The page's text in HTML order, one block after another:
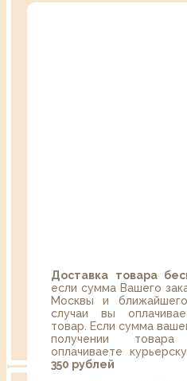
Доставка товара
если сумма Вашего
Москвы и
случаи вы
товар. Если сумма
получении
оплачиваете
350 рублей